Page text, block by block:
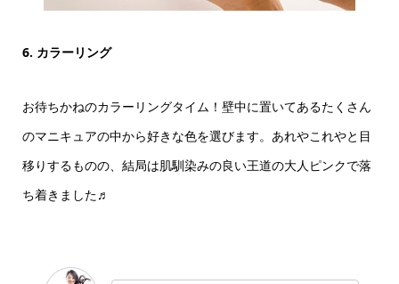
6. カラーリング
お待ちかねのカラーリングタイム！壁中に置いてあるたくさん
のマニキュアの中から好きな色を選びます。あれやこれやと目
移りするものの、結局は肌馴染みの良い王道の大人ピンクで落
ち着きました♬